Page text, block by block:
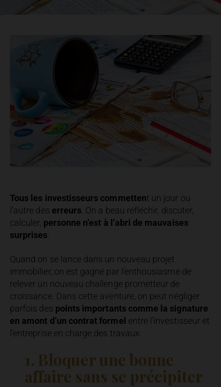
Tous les investisseurs commettent un jour ou
l’autre des erreurs . On a beau réfléchir, discuter,
calculer, personne n’est à l’abri de mauvaises
surprises
Quand on se lance dans un nouveau projet
immobilier, on est gagné par l’enthousiasme de
relever un nouveau challenge prometteur de
croissance. Dans cette aventure, on peut négliger
parfois des points importants comme la signature
en amont d’un contrat formel entre l’investisseur et
l’entreprise en charge des travaux.
1. Bloquer une bonne
affaire sans se précipiter